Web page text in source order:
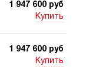
1 947 600 руб
Купить
1 947 600 руб
Купить